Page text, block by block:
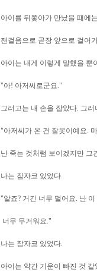
아이를 뒤쫓아가 만났을 때에
잰걸음으로 곧장 앞으로 걸어
아이는 내게 이렇게 말했을 뿐
"아! 아저씨로군요."
그러고는 내 손을 잡았다. 그
"아저씨가 온 건 잘못이예요.
난 죽는 것처럼 보이겠지만 그
나는 잠자코 있었다.
"알죠? 거긴 너무 멀어요. 난
너무 무거워요."
나는 잠자코 있었다.
아이는 약간 기운이 빠진 것 같